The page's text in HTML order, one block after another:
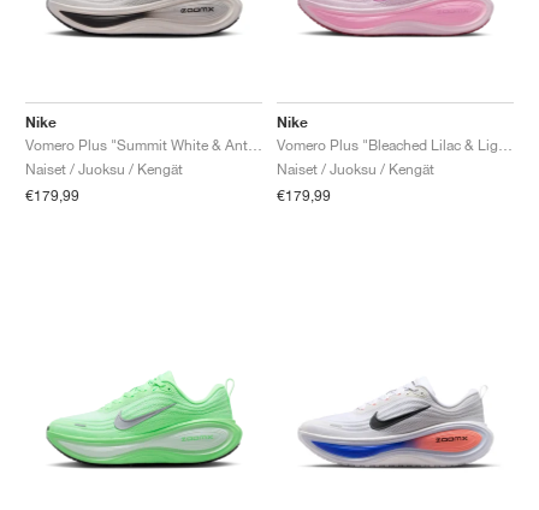
Nike
Naiset / Juoksu / Kengät
€179,99
Nike
Naiset / Juoksu / Kengät
€179,99